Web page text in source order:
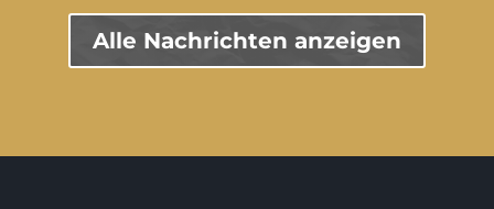
Alle Nachrichten anzeigen